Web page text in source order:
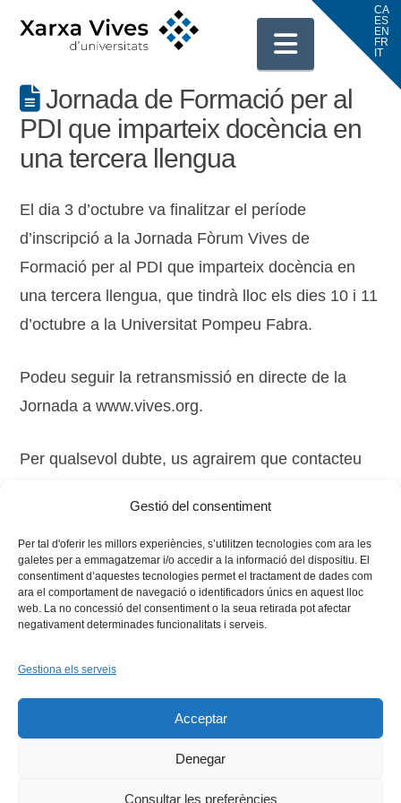
Gestió del consentiment
Per tal d'oferir les millors experiències, s’utilitzen tecnologies com ara les
galetes per a emmagatzemar i/o accedir a la informació del dispositiu. El
consentiment d’aquestes tecnologies permet el tractament de dades com
ara el comportament de navegació o identificadors únics en aquest lloc
web. La no concessió del consentiment o la seua retirada pot afectar
negativament determinades funcionalitats i serveis.
Gestiona els serveis
Acceptar
Denegar
Consultar les preferències
Jornada de Formació per al
PDI que imparteix docència en
una tercera llengua
El dia 3 d’octubre va finalitzar el període
d’inscripció a la Jornada Fòrum Vives de
Formació per al PDI que imparteix docència en
una tercera llengua, que tindrà lloc els dies 10 i 11
d’octubre a la Universitat Pompeu Fabra.
Podeu seguir la retransmissió en directe de la
Jornada a www.vives.org.
Per qualsevol dubte, us agrairem que contacteu
(secretaria.executiva@vives.org).
Instagram
Flickr
INICI QUI SOM
PROGRAMES
DESENVOLUPAMENT SOSTENIBLE
AVÍS LEGAL
Copyright © 2026 - Xarxa Vives d'Universitats